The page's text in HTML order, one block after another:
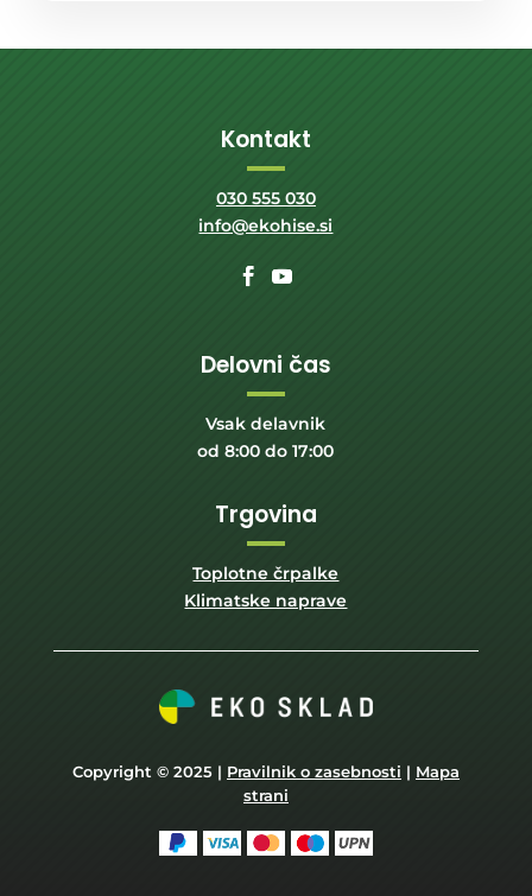
Kontakt
030 555 030
info@ekohise.si
Delovni čas
Vsak delavnik
od 8:00 do 17:00
Trgovina
Toplotne črpalke
Klimatske naprave
Copyright © 2025 | Pravilnik o zasebnosti | Mapa
strani